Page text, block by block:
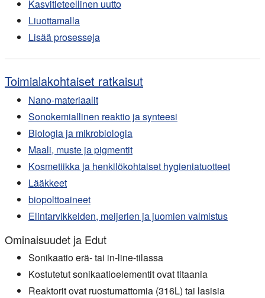
Kasvitieteellinen uutto
Liuottamalla
Lisää prosesseja
Toimialakohtaiset ratkaisut
Nano-materiaalit
Sonokemiallinen reaktio ja synteesi
Biologia ja mikrobiologia
Maali, muste ja pigmentit
Kosmetiikka ja henkilökohtaiset hygieniatuotteet
Lääkkeet
biopolttoaineet
Elintarvikkeiden, meijerien ja juomien valmistus
Ominaisuudet ja Edut
Sonikaatio erä- tai in-line-tilassa
Kostutetut sonikaatioelementit ovat titaania
Reaktorit ovat ruostumattomia (316L) tai lasisia